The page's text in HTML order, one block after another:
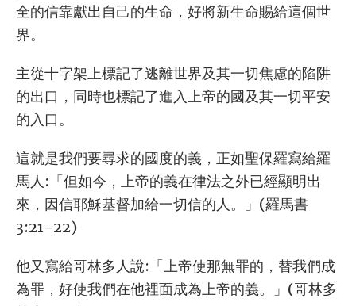
全的信靠獻出自己的生命，好將新生命賜給這個世
界。
主從十字架上標記了逃離世界及其一切焦慮的陷阱
的出口，同時也標記了進入上帝的國及其一切平安
的入口。
這就是我們要尋求的國度的義，正如聖保羅寫給羅
馬人:「但如今，上帝的義在律法之外已經顯明出
來，因信耶穌基督加給一切信的人。」(羅馬書
3:21-22)
他又寫給哥林多人說:「上帝使那無罪的，替我們成
為罪，好使我們在他裡面成為上帝的義。」(哥林多